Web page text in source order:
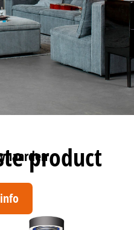
product